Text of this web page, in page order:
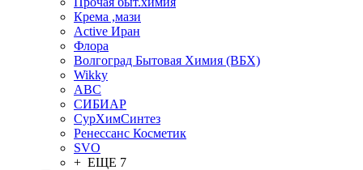
Крема ,мази
Аctive Иран
Флора
Волгоград Бытовая Химия (ВБХ)
Wikky
АВС
СИБИАР
СурХимСинтез
Ренессанс Косметик
SVO
+ ЕЩЕ 7